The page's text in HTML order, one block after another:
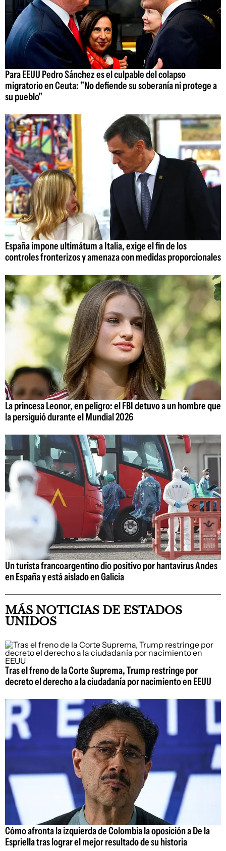
Para EEUU Pedro Sánchez es el culpable del colapso
migratorio en Ceuta: "No defiende su soberanía ni protege a
su pueblo"
España impone ultimátum a Italia, exige el fin de los
controles fronterizos y amenaza con medidas proporcionales
La princesa Leonor, en peligro: el FBI detuvo a un hombre que
la persiguió durante el Mundial 2026
Un turista francoargentino dio positivo por hantavirus Andes
en España y está aislado en Galicia
MÁS NOTICIAS DE ESTADOS
UNIDOS
Tras el freno de la Corte Suprema, Trump restringe por
decreto el derecho a la ciudadanía por nacimiento en EEUU
Cómo afronta la izquierda de Colombia la oposición a De la
Espriella tras lograr el mejor resultado de su historia